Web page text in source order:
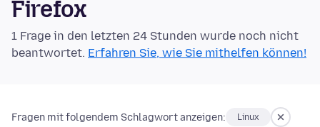
Firefox
1 Frage in den letzten 24 Stunden wurde noch nicht
beantwortet. Erfahren Sie, wie Sie mithelfen können!
Fragen mit folgendem Schlagwort anzeigen: Linux